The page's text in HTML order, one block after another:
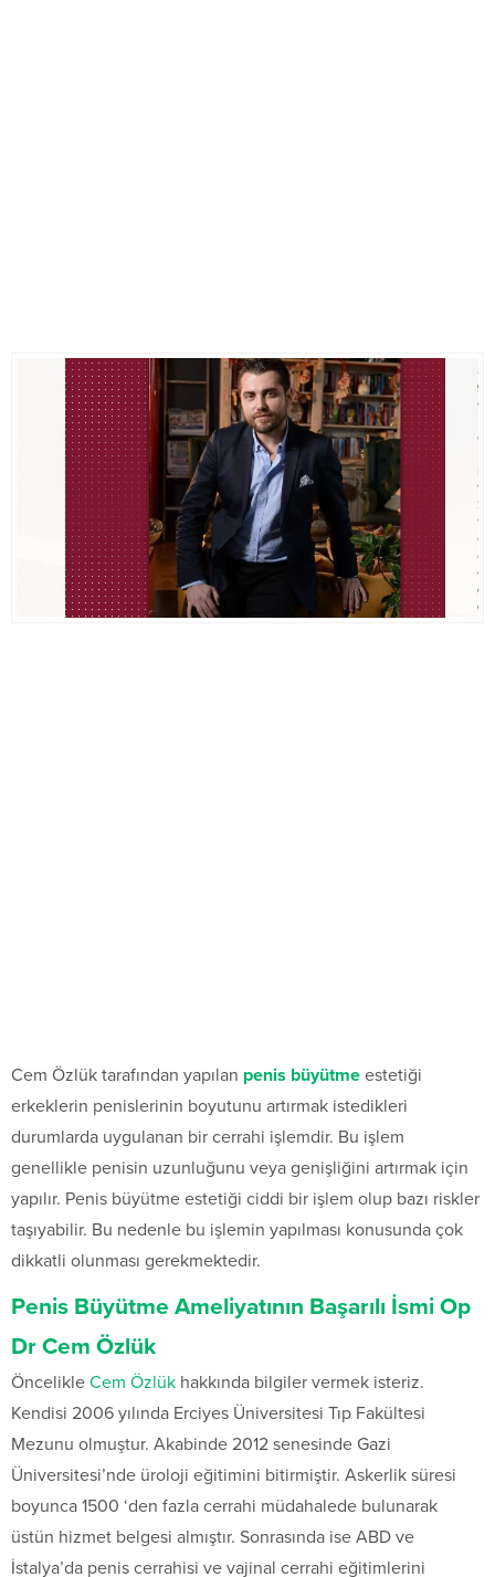
Cem Özlük tarafından yapılan penis büyütme estetiği
erkeklerin penislerinin boyutunu artırmak istedikleri
durumlarda uygulanan bir cerrahi işlemdir. Bu işlem
genellikle penisin uzunluğunu veya genişliğini artırmak için
yapılır. Penis büyütme estetiği ciddi bir işlem olup bazı riskler
taşıyabilir. Bu nedenle bu işlemin yapılması konusunda çok
dikkatli olunması gerekmektedir.
Penis Büyütme Ameliyatının Başarılı İsmi Op
Dr Cem Özlük
Öncelikle Cem Özlük hakkında bilgiler vermek isteriz.
Kendisi 2006 yılında Erciyes Üniversitesi Tıp Fakültesi
Mezunu olmuştur. Akabinde 2012 senesinde Gazi
Üniversitesi’nde üroloji eğitimini bitirmiştir. Askerlik süresi
boyunca 1500 ‘den fazla cerrahi müdahalede bulunarak
üstün hizmet belgesi almıştır. Sonrasında ise ABD ve
İstalya’da penis cerrahisi ve vajinal cerrahi eğitimlerini